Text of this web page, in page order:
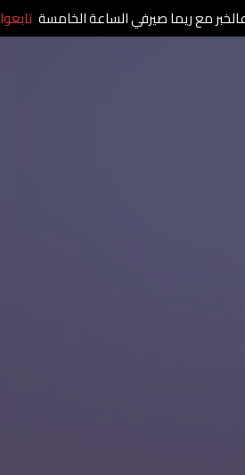
مع ريما صيرفي الساعة الخامسة تابعوا